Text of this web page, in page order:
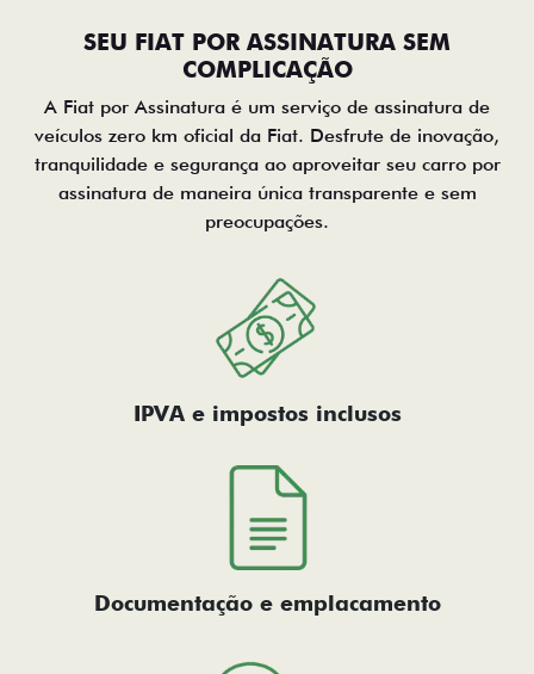
SEU FIAT POR ASSINATURA SEM
COMPLICAÇÃO
A Fiat por Assinatura é um serviço de assinatura de
veículos zero km oficial da Fiat. Desfrute de inovação,
tranquilidade e segurança ao aproveitar seu carro por
assinatura de maneira única transparente e sem
preocupações.
IPVA e impostos inclusos
Documentação e emplacamento